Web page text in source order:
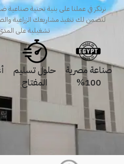
نرتكز في عملنا على بنية تحتية
لنضمن لك تنفيذ مشاريعك الزراعية
تشغيلية على
صناعة مصرية
100%
حلول تسليم
المفتاح